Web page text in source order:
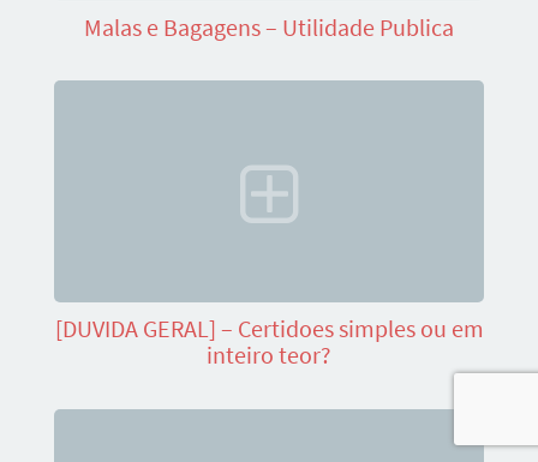
Malas e Bagagens – Utilidade Publica
[DUVIDA GERAL] – Certidoes simples ou em
inteiro teor?